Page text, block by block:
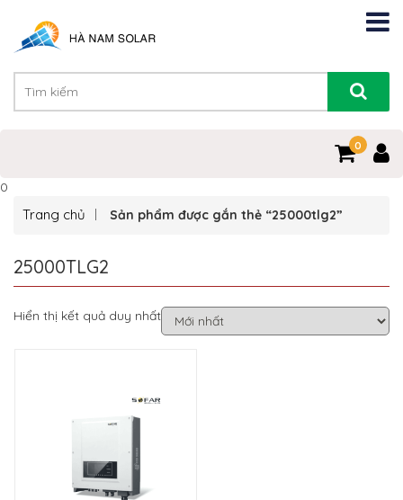
0
0
Trang chủ Sản phẩm được gắn thẻ “25000tlg2”
25000TLG2
Hiển thị kết quả duy nhất